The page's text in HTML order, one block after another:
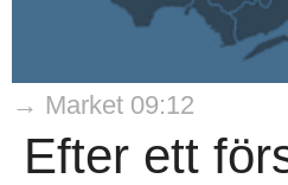
→ Market 09:12
Efter ett